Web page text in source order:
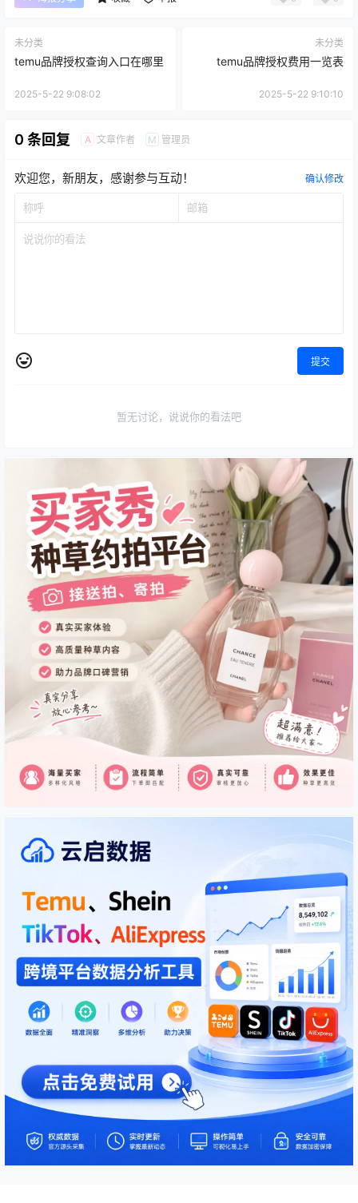
未分类
temu品牌授权查询入口在哪里
2025-5-22 9:08:02
未分类
temu品牌授权费用一览表
2025-5-22 9:10:10
0 条回复 A 文章作者 M 管理员
欢迎您，新朋友，感谢参与互动！ 确认修改
提交
暂无讨论，说说你的看法吧